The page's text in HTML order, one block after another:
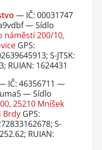
— IČ: 00031747
— Sídlo
náměstí 200/10,
GPS:
S-JTSK:
RUIAN: 1624431
IČ: 46356711 —
— Sídlo
25210 Mníšek
BrdyGPS:
S-
RUIAN: